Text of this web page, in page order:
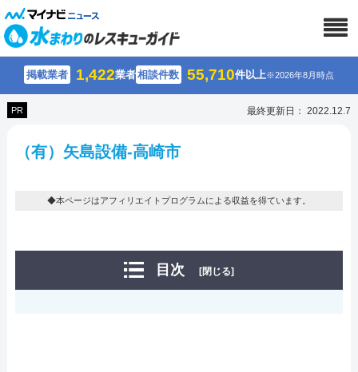
掲載業者 1,422業者相談件数 55,710件以上※2026年8月時点
PR 最終更新日： 2022.12.7
（有）矢島設備-高崎市
◆本ページはアフィリエイトプログラムによる収益を得ています。
目次 [閉じる]